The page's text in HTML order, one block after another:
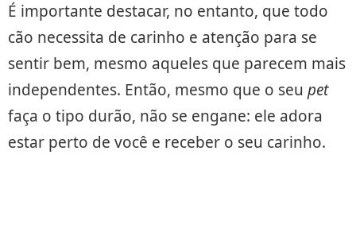
É importante destacar, no entanto, que todo
cão necessita de carinho e atenção para se
sentir bem, mesmo aqueles que parecem mais
independentes. Então, mesmo que o seu pet
faça o tipo durão, não se engane: ele adora
estar perto de você e receber o seu carinho.